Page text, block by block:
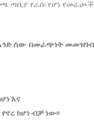
ጣቢያ የራሱ የሆነ የመራጮች
ሰው በመራጭነት መመዝገብ
እና
ከሆነ ብቻ ነው፡፡